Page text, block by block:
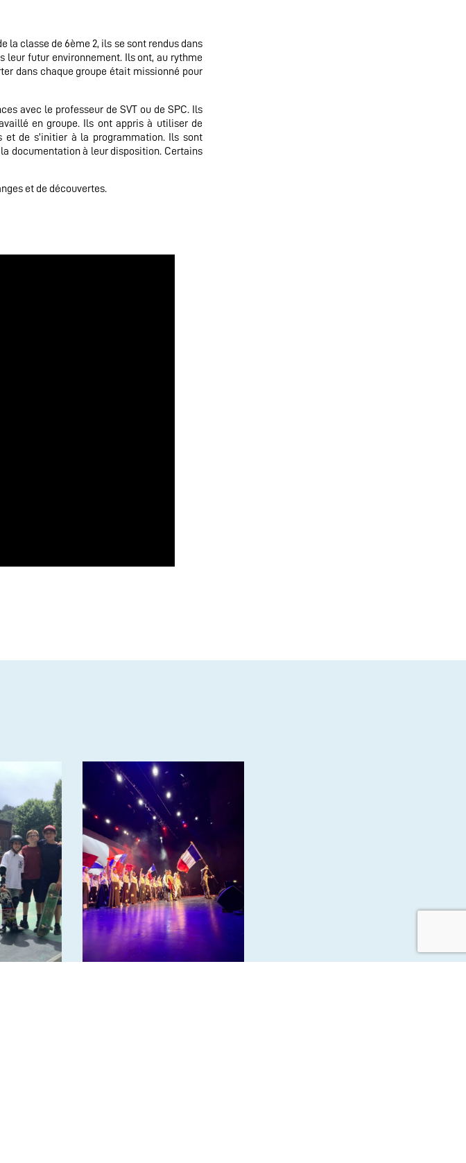
la classe de 6ème 2, ils se sont rendus dans
leur futur environnement. Ils ont, au rythme
dans chaque groupe était missionné pour
avec le professeur de SVT ou de SPC. Ils
en groupe. Ils ont appris à utiliser de
de s’initier à la programmation. Ils sont
documentation à leur disposition. Certains
et de découvertes.